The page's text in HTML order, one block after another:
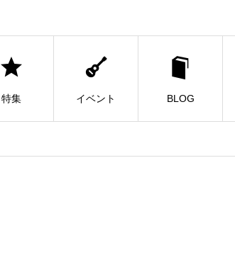
特集 イベント BLOG